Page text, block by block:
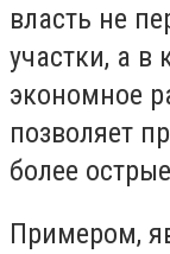
власть не
участки, а в
экономное
позволяет
более
Примером,